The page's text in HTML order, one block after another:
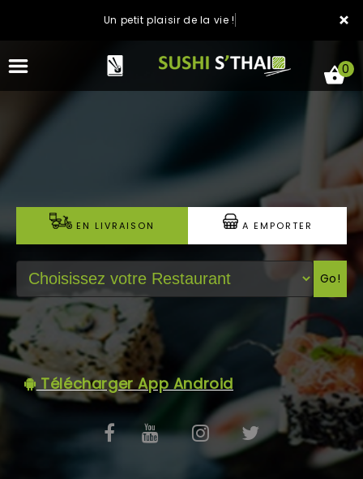
×
Un petit plaisir de la vie !
LA CARTE
NOTRE RESTAURANT
VOS AVIS
MENTIONS LÉGALES
C.G.V
0
EN LIVRAISON A EMPORTER
Go!
Télécharger App Android